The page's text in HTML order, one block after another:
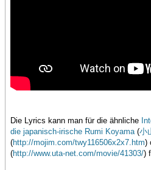
Die Lyrics kann man für die ähnliche
die japanisch-irische Rumi Koyama(小
(http://mojim.com/twy116506x2x7.htm)
(http://www.uta-net.com/movie/41303/)